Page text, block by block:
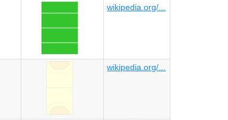
wikipedia.org/...
wikipedia.org/...